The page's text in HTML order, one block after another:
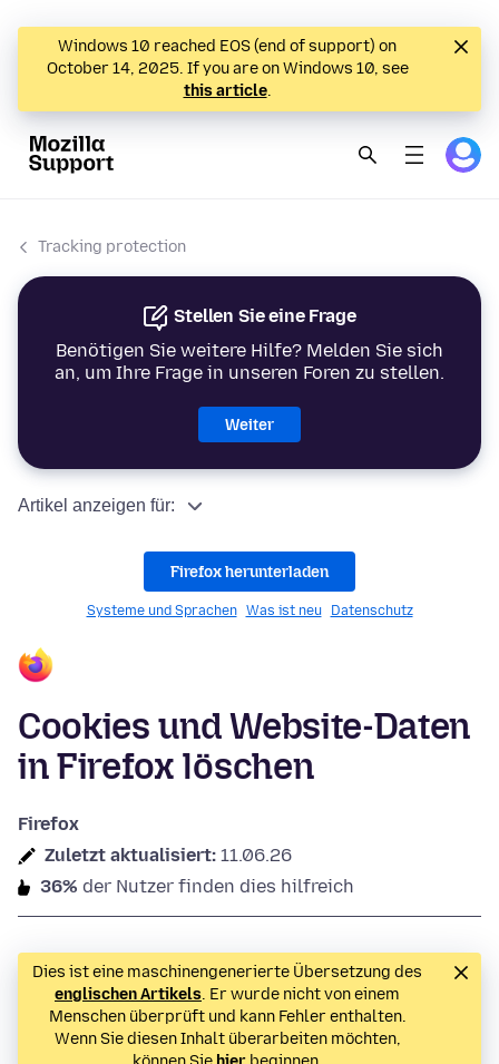
Windows 10 reached EOS (end of support) on
October 14, 2025. If you are on Windows 10, see
this article.
Tracking protection
Stellen Sie eine Frage
Benötigen Sie weitere Hilfe? Melden Sie sich
an, um Ihre Frage in unseren Foren zu stellen.
Weiter
Artikel anzeigen für:
Firefox herunterladen
Systeme und Sprachen Was ist neu Datenschutz
Cookies und Website-Daten
in Firefox löschen
Firefox
Zuletzt aktualisiert: 11.06.26
36% der Nutzer finden dies hilfreich
Dies ist eine maschinengenerierte Übersetzung des
englischen Artikels. Er wurde nicht von einem
Menschen überprüft und kann Fehler enthalten.
Wenn Sie diesen Inhalt überarbeiten möchten,